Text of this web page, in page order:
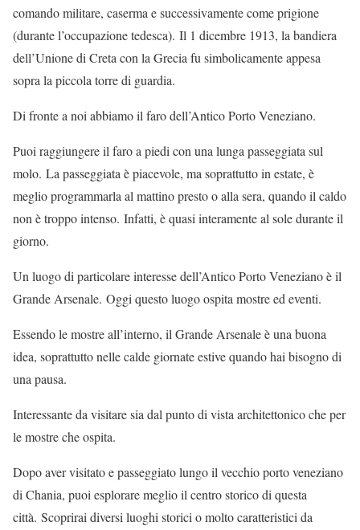
comando militare, caserma e successivamente come prigione
(durante l’occupazione tedesca). Il 1 dicembre 1913, la bandiera
dell’Unione di Creta con la Grecia fu simbolicamente appesa
sopra la piccola torre di guardia.
Di fronte a noi abbiamo il faro dell’Antico Porto Veneziano.
Puoi raggiungere il faro a piedi con una lunga passeggiata sul
molo. La passeggiata è piacevole, ma soprattutto in estate, è
meglio programmarla al mattino presto o alla sera, quando il caldo
non è troppo intenso. Infatti, è quasi interamente al sole durante il
giorno.
Un luogo di particolare interesse dell’Antico Porto Veneziano è il
Grande Arsenale. Oggi questo luogo ospita mostre ed eventi.
Essendo le mostre all’interno, il Grande Arsenale è una buona
idea, soprattutto nelle calde giornate estive quando hai bisogno di
una pausa.
Interessante da visitare sia dal punto di vista architettonico che per
le mostre che ospita.
Dopo aver visitato e passeggiato lungo il vecchio porto veneziano
di Chania, puoi esplorare meglio il centro storico di questa
città. Scoprirai diversi luoghi storici o molto caratteristici da